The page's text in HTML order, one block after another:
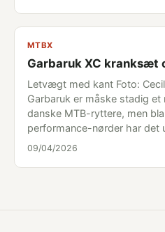
MTBX
Garbaruk XC kranksæt
Letvægt med kant Foto:
Garbaruk er måske stadig
danske MTB-ryttere, men
performance-nørder har det
09/04/2026